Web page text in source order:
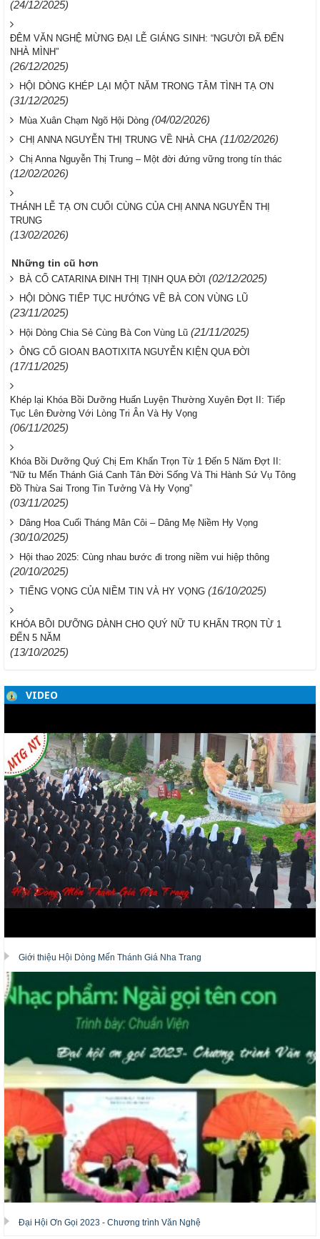
(24/12/2025)
ĐÊM VĂN NGHỆ MỪNG ĐẠI LỄ GIÁNG SINH: “NGƯỜI ĐÃ ĐẾN
NHÀ MÌNH”
(26/12/2025)
HỘI DÒNG KHÉP LẠI MỘT NĂM TRONG TÂM TÌNH TẠ ƠN
(31/12/2025)
Mùa Xuân Chạm Ngõ Hội Dòng (04/02/2026)
CHỊ ANNA NGUYỄN THỊ TRUNG VỀ NHÀ CHA (11/02/2026)
Chị Anna Nguyễn Thị Trung – Một đời đứng vững trong tín thác
(12/02/2026)
THÁNH LỄ TẠ ƠN CUỐI CÙNG CỦA CHỊ ANNA NGUYỄN THỊ
TRUNG
(13/02/2026)
Những tin cũ hơn
BÀ CỐ CATARINA ĐINH THỊ TỊNH QUA ĐỜI (02/12/2025)
HỘI DÒNG TIẾP TỤC HƯỚNG VỀ BÀ CON VÙNG LŨ
(23/11/2025)
Hội Dòng Chia Sẻ Cùng Bà Con Vùng Lũ (21/11/2025)
ÔNG CỐ GIOAN BAOTIXITA NGUYỄN KIỆN QUA ĐỜI
(17/11/2025)
Khép lại Khóa Bồi Dưỡng Huấn Luyện Thường Xuyên Đợt II: Tiếp
Tục Lên Đường Với Lòng Tri Ân Và Hy Vọng
(06/11/2025)
Khóa Bồi Dưỡng Quý Chị Em Khấn Trọn Từ 1 Đến 5 Năm Đợt II:
“Nữ tu Mến Thánh Giá Canh Tân Đời Sống Và Thi Hành Sứ Vụ Tông
Đồ Thừa Sai Trong Tin Tưởng Và Hy Vọng”
(03/11/2025)
Dâng Hoa Cuối Tháng Mân Côi – Dâng Mẹ Niềm Hy Vọng
(30/10/2025)
Hội thao 2025: Cùng nhau bước đi trong niềm vui hiệp thông
(20/10/2025)
TIẾNG VỌNG CỦA NIỀM TIN VÀ HY VỌNG (16/10/2025)
KHÓA BỒI DƯỠNG DÀNH CHO QUÝ NỮ TU KHẤN TRỌN TỪ 1
ĐẾN 5 NĂM
(13/10/2025)
VIDEO
Giới thiệu Hội Dòng Mến Thánh Giá Nha Trang
Đại Hội Ơn Gọi 2023 - Chương trình Văn Nghệ